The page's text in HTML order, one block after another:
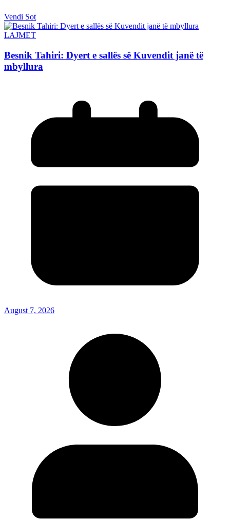
Vendi Sot
LAJMET
Besnik Tahiri: Dyert e sallës së Kuvendit janë të
mbyllura
August 7, 2026